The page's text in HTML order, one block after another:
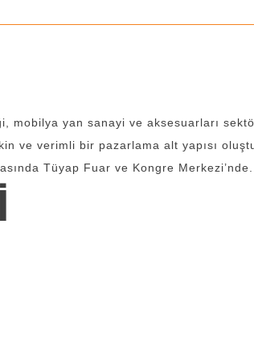
yan sanayi ve aksesuarları
ve verimli bir pazarlama alt yapısı
Tüyap Fuar ve Kongre Merkezi’nde.